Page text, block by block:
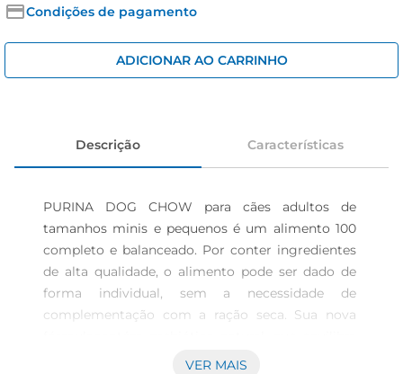
Condições de pagamento
ADICIONAR AO CARRINHO
Descrição Características
PURINA DOG CHOW para cães adultos de
tamanhos minis e pequenos é um alimento 100
completo e balanceado. Por conter ingredientes
de alta qualidade, o alimento pode ser dado de
forma individual, sem a necessidade de
complementação com a ração seca. Sua nova
a flora intestinal, sem afetar os hábitos do seu
VER MAIS
cerveja
iogurte